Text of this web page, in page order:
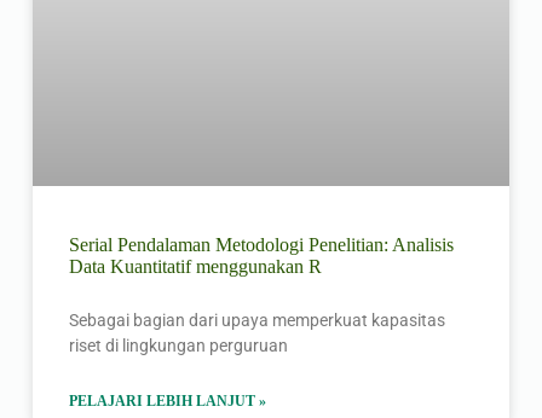
Serial Pendalaman Metodologi Penelitian: Analisis
Data Kuantitatif menggunakan R
Sebagai bagian dari upaya memperkuat kapasitas
riset di lingkungan perguruan
PELAJARI LEBIH LANJUT »